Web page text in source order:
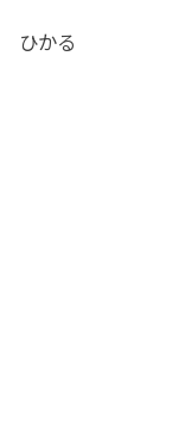
ひかる